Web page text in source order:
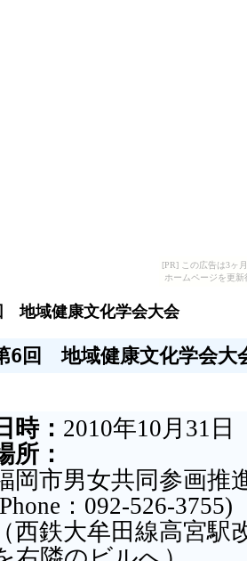
[PR] この広告は3ヶ
ホームページを更
地域健康文化学会大会
6回　地域健康文化学会大
時： 2010年10月31日
所：
岡市男女共同参画推
：092-526-3755)
（西鉄大牟田線高宮